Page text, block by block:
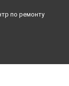
по ремонту